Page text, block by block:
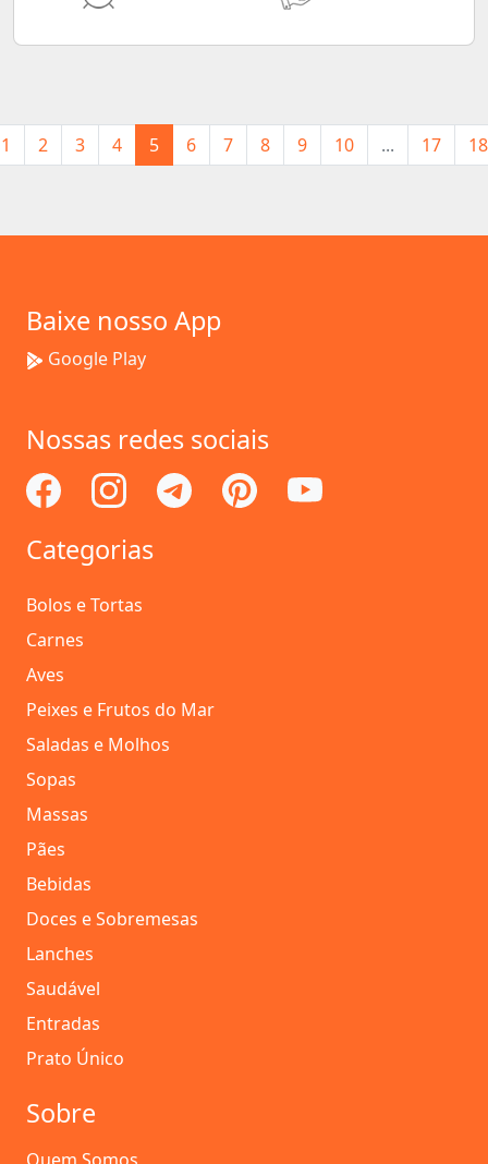
1 2 3 4 5 6 7 8 9 10 ... 17 18
Baixe nosso App
Google Play
Nossas redes sociais
Categorias
Bolos e Tortas
Carnes
Aves
Peixes e Frutos do Mar
Saladas e Molhos
Sopas
Massas
Pães
Bebidas
Doces e Sobremesas
Lanches
Saudável
Entradas
Prato Único
Sobre